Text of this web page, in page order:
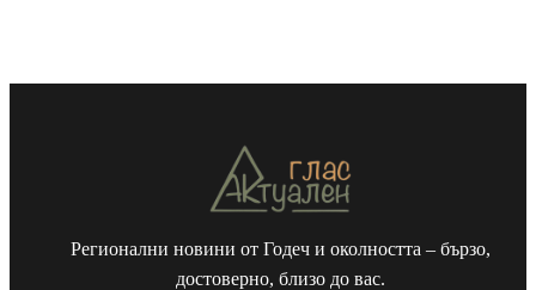
Регионални новини от Годеч и околността – бързо,
достоверно, близо до вас.